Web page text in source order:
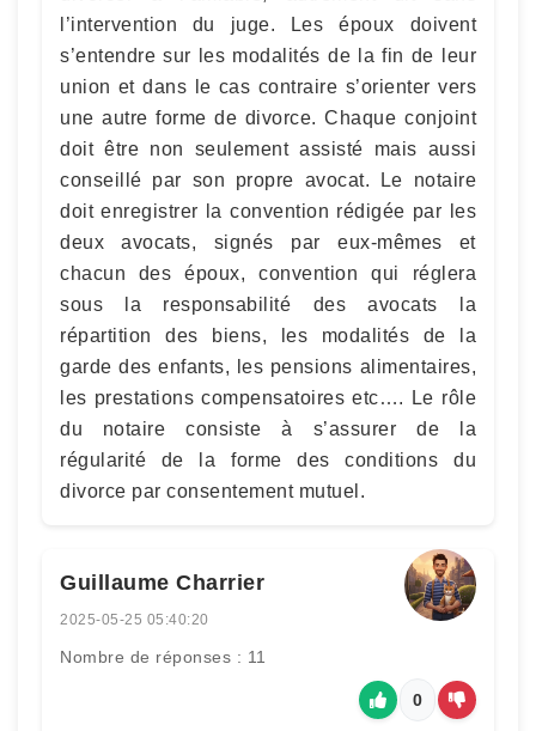
l’intervention du juge. Les époux doivent
s’entendre sur les modalités de la fin de leur
union et dans le cas contraire s’orienter vers
une autre forme de divorce. Chaque conjoint
doit être non seulement assisté mais aussi
conseillé par son propre avocat. Le notaire
doit enregistrer la convention rédigée par les
deux avocats, signés par eux-mêmes et
chacun des époux, convention qui réglera
sous la responsabilité des avocats la
répartition des biens, les modalités de la
garde des enfants, les pensions alimentaires,
les prestations compensatoires etc…. Le rôle
du notaire consiste à s’assurer de la
régularité de la forme des conditions du
divorce par consentement mutuel.
Guillaume Charrier
2025-05-25 05:40:20
Nombre de réponses : 11
0